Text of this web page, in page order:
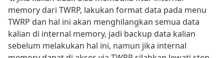
memory dari TWRP, lakukan format data pada menu
TWRP dan hal ini akan menghilangkan semua data
kalian di internal memory, jadi backup data kalian
sebelum melakukan hal ini, namun jika internal